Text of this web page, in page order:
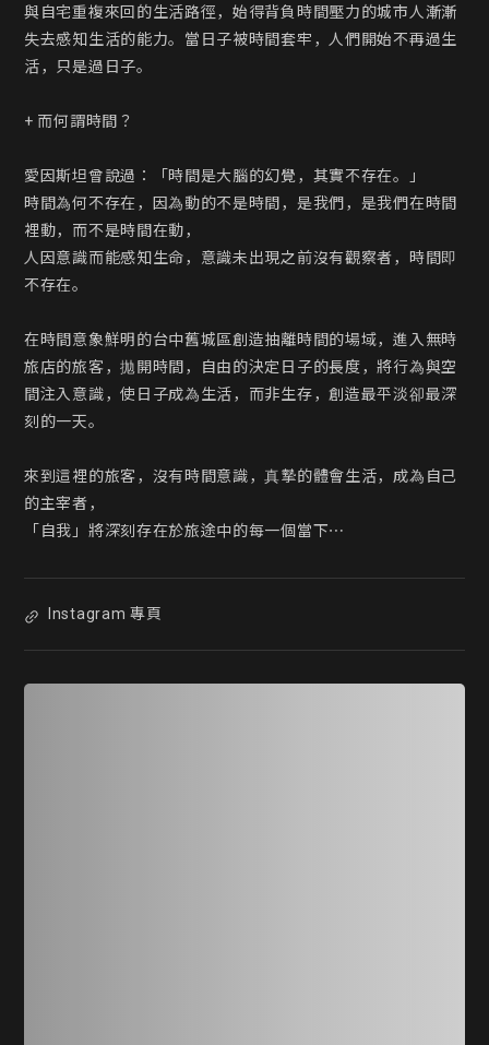
與自宅重複來回的生活路徑，始得背負時間壓力的城市人漸漸
失去感知生活的能力。當日子被時間套牢，人們開始不再過生
活，只是過日子。
+ 而何謂時間？
愛因斯坦曾說過：「時間是大腦的幻覺，其實不存在。」
時間為何不存在，因為動的不是時間，是我們，是我們在時間
裡動，而不是時間在動，
人因意識而能感知生命，意識未出現之前沒有觀察者，時間即
不存在。
在時間意象鮮明的台中舊城區創造抽離時間的場域，進入無時
旅店的旅客，拋開時間，自由的決定日子的長度，將行為與空
間注入意識，使日子成為生活，而非生存，創造最平淡卻最深
刻的一天。
來到這裡的旅客，沒有時間意識，真摯的體會生活，成為自己
的主宰者，
「自我」將深刻存在於旅途中的每一個當下⋯
Instagram 專頁